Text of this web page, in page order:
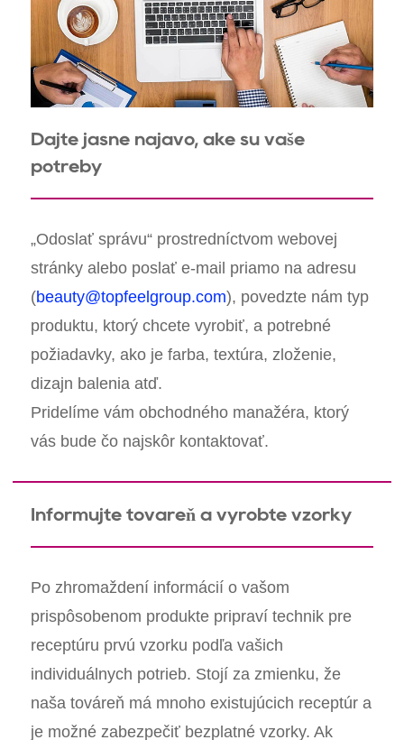
Dajte jasne najavo, aké sú vaše
potreby
„Odoslať správu“ prostredníctvom webovej
stránky alebo poslať e-mail priamo na adresu
(beauty@topfeelgroup.com), povedzte nám typ
produktu, ktorý chcete vyrobiť, a potrebné
požiadavky, ako je farba, textúra, zloženie,
dizajn balenia atď.
Pridelíme vám obchodného manažéra, ktorý
vás bude čo najskôr kontaktovať.
Informujte továreň a vyrobte vzorky
Po zhromaždení informácií o vašom
prispôsobenom produkte pripraví technik pre
receptúru prvú vzorku podľa vašich
individuálnych potrieb. Stojí za zmienku, že
naša továreň má mnoho existujúcich receptúr a
je možné zabezpečiť bezplatné vzorky. Ak